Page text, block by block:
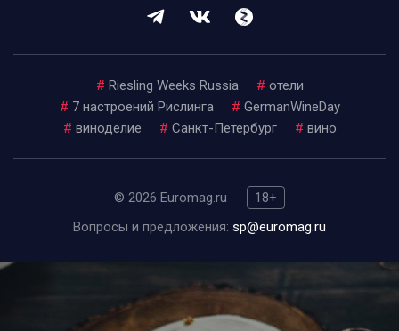
# Riesling Weeks Russia # отели
# 7 настроений Рислинга # GermanWineDay
# виноделие # Санкт-Петербург # вино
© 2026 Euromag.ru
18+
Вопросы и предложения: sp@euromag.ru